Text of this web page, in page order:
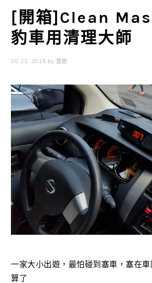
[開箱]Clean
豹車用清理大師
08 23, 2016 by 雲爸
一家大小出遊，最怕碰到塞車，塞在
算了